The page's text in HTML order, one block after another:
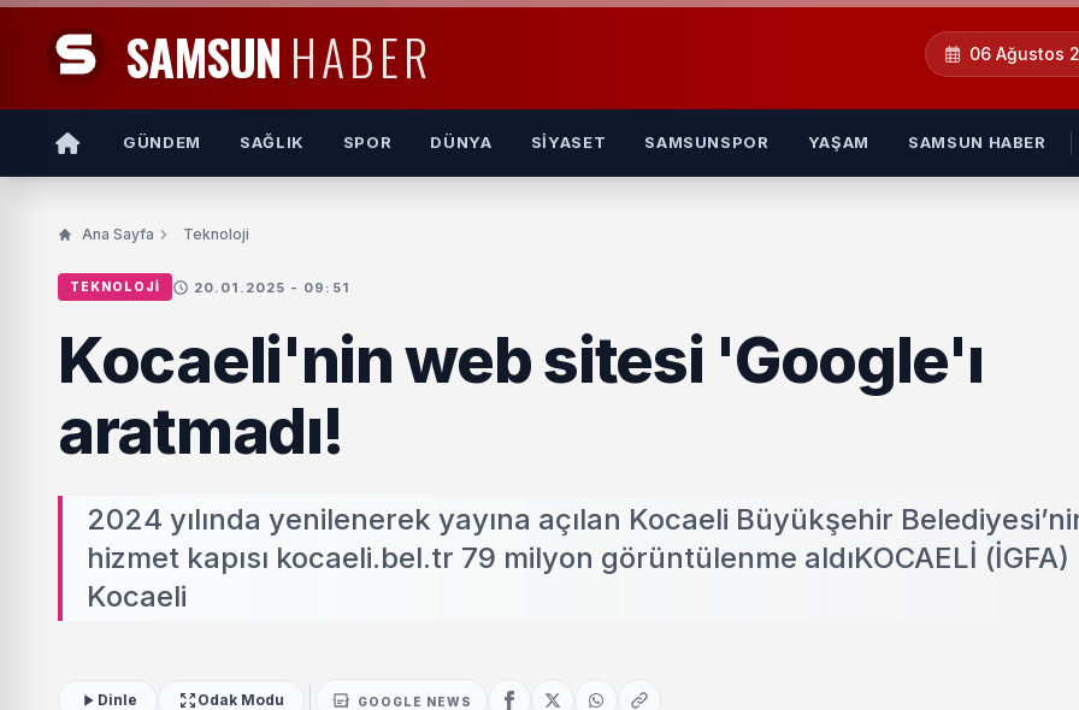
SAMSUN HABER 06 Ağustos
GÜNDEM SAĞLIK SPOR DÜNYA SIYASET SAMSUNSPOR YAŞAM SAMSUN HABER
Ana Sayfa Teknoloji
TEKNOLOJI 20.01.2025 - 09:51
Kocaeli'nin web sitesi 'Google'ı
aratmadı!
2024 yılında yenilenerek yayına açılan Kocaeli Büyükşehir
hizmet kapısı kocaeli.bel.tr 79 milyon görüntülenme aldıKOCAELİ (İGFA)
Kocaeli
Dinle Odak Modu GOOGLE NEWS